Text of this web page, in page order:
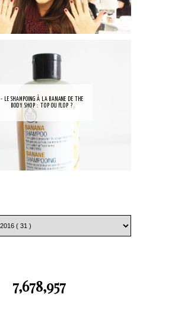
- LE SHAMPOING À LA BANANE DE THE
BODY SHOP : TOP OU FLOP ?
7,678,957